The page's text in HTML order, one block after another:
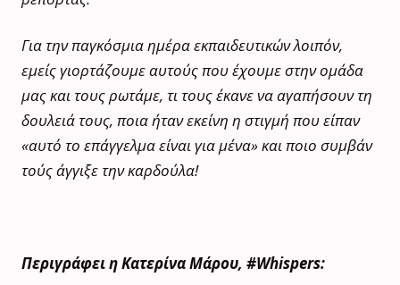
Για την παγκόσμια ημέρα εκπαιδευτικών λοιπόν,
εμείς γιορτάζουμε αυτούς που έχουμε στην ομάδα
μας και τους ρωτάμε, τι τους έκανε να αγαπήσουν τη
δουλειά τους, ποια ήταν εκείνη η στιγμή που είπαν
«αυτό το επάγγελμα είναι για μένα» και ποιο συμβάν
τούς άγγιξε την καρδούλα!
Περιγράφει η Κατερίνα Μάρου, #Whispers: